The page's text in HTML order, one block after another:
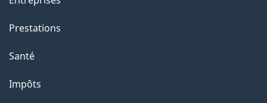
g
e
Prestations
Santé
Impôts